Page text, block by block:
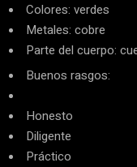
Colores: verdes
Metales: cobre
Parte del cuerpo:
Buenos rasgos:
Honesto
Diligente
Práctico